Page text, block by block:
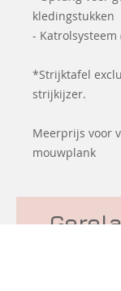
kledingstukken
- Katrolsysteem
*Strijktafel
strijkijzer.
Meerprijs voor
mouwplank